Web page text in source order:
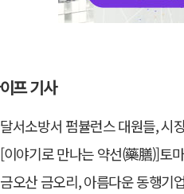
프 기사
달서소방서 펌뷸런스 대원들, 시장 음
[이야기로 만나는 약선(藥膳)]토
금오산 금오리, 아름다운 동행기